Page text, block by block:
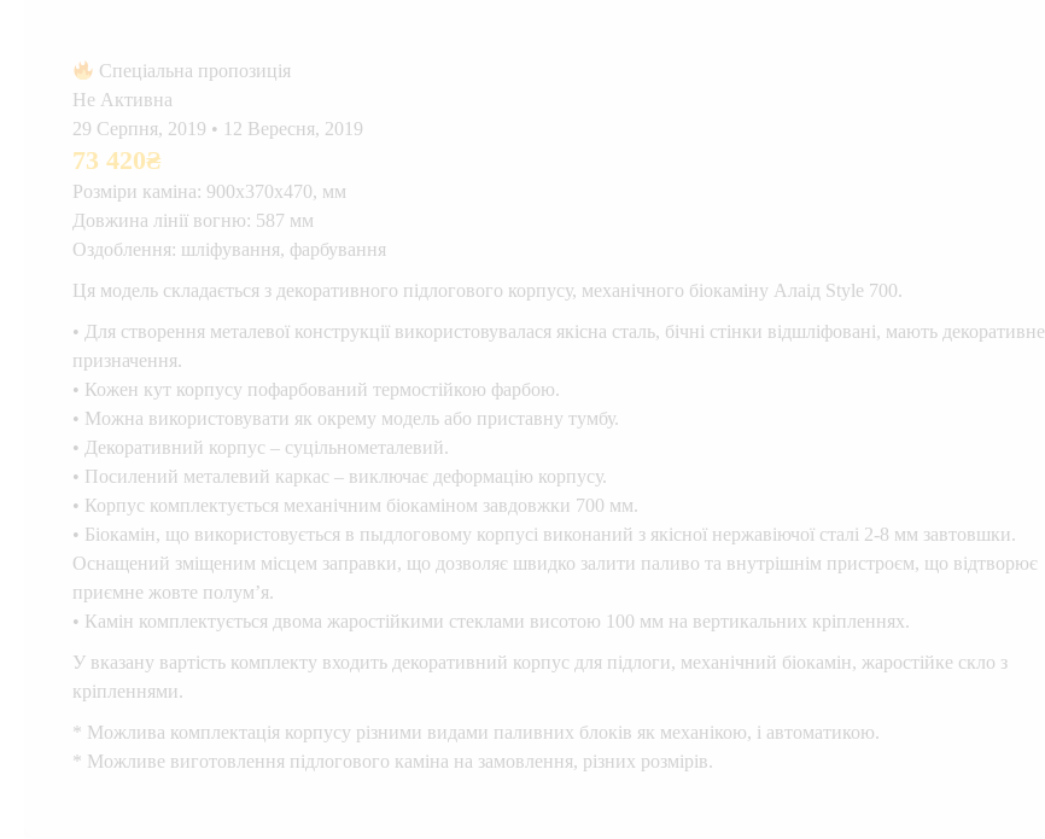
Спеціальна пропозиція
Не Активна
29 Серпня, 2019 • 12 Вересня, 2019
73 420₴
Розміри каміна: 900х370х470, мм
Довжина лінії вогню: 587 мм
Оздоблення: шліфування, фарбування
Ця модель складається з декоративного підлогового корпусу, механічного біокаміну Алаід Style 700.
• Для створення металевої конструкції використовувалася якісна сталь, бічні стінки відшліфовані, мають декоративне
призначення.
• Кожен кут корпусу пофарбований термостійкою фарбою.
• Можна використовувати як окрему модель або приставну тумбу.
• Декоративний корпус – суцільнометалевий.
• Посилений металевий каркас – виключає деформацію корпусу.
• Корпус комплектується механічним біокаміном завдовжки 700 мм.
• Біокамін, що використовується в пыдлоговому корпусі виконаний з якісної нержавіючої сталі 2-8 мм завтовшки.
Оснащений зміщеним місцем заправки, що дозволяє швидко залити паливо та внутрішнім пристроєм, що відтворює
приємне жовте полум’я.
• Камін комплектується двома жаростійкими стеклами висотою 100 мм на вертикальних кріпленнях.
У вказану вартість комплекту входить декоративний корпус для підлоги, механічний біокамін, жаростійке скло з
кріпленнями.
* Можлива комплектація корпусу різними видами паливних блоків як механікою, і автоматикою.
* Можливе виготовлення підлогового каміна на замовлення, різних розмірів.